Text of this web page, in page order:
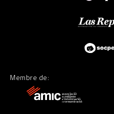
Membre de: